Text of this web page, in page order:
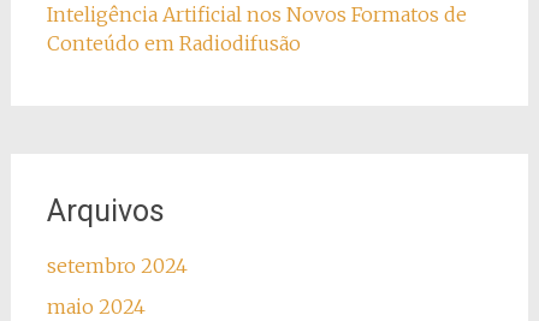
Inteligência Artificial nos Novos Formatos de
Conteúdo em Radiodifusão
Arquivos
setembro 2024
maio 2024